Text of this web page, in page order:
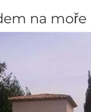
na moře